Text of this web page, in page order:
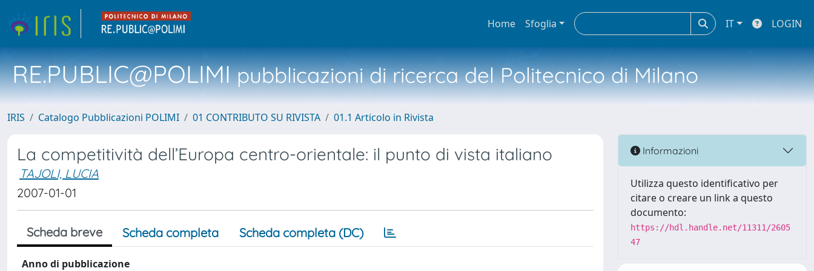
Home Sfoglia IT LOGIN
RE.PUBLIC@POLIMIpubblicazioni di ricerca del Politecnico di Milano
IRIS Catalogo Pubblicazioni POLIMI 01 CONTRIBUTO SU RIVISTA 01.1 Articolo in Rivista
La competitività dell’Europa centro-orientale: il punto di vista italiano
TAJOLI, LUCIA
2007-01-01
Scheda breve Scheda completa Scheda completa (DC)
Anno di pubblicazione
Informazioni
Utilizza questo identificativo per
citare o creare un link a questo
documento:
https://hdl.handle.net/11311/2605
47